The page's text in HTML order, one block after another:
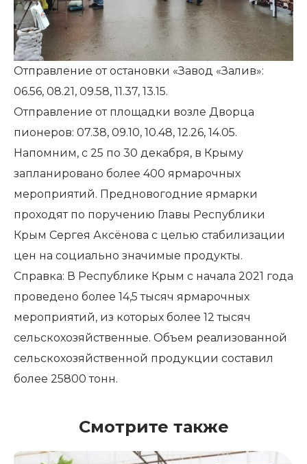
Отправление от остановки «Завод «Залив»:
06.56, 08.21, 09.58, 11.37, 13.15.
Отправление от площадки возле Дворца
пионеров: 07.38, 09.10, 10.48, 12.26, 14.05.
Напомним, с 25 по 30 декабря, в Крыму
запланировано более 400 ярмарочных
мероприятий. Предновогодние ярмарки
проходят по поручению Главы Республики
Крым Сергея Аксёнова с целью стабилизации
цен на социально значимые продукты.
Справка: В Республике Крым с начала 2021 года
проведено более 14,5 тысяч ярмарочных
мероприятий, из которых более 12 тысяч
сельскохозяйственные. Объем реализованной
сельскохозяйственной продукции составил
более 25800 тонн.
Смотрите также